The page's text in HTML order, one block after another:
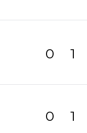
0 1
0 1